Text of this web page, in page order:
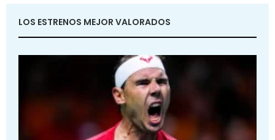
LOS ESTRENOS MEJOR VALORADOS